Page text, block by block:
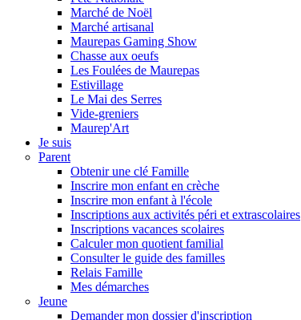
Marché de Noël
Marché artisanal
Maurepas Gaming Show
Chasse aux oeufs
Les Foulées de Maurepas
Estivillage
Le Mai des Serres
Vide-greniers
Maurep'Art
Je suis
Parent
Obtenir une clé Famille
Inscrire mon enfant en crèche
Inscrire mon enfant à l'école
Inscriptions aux activités péri et extrascolaires
Inscriptions vacances scolaires
Calculer mon quotient familial
Consulter le guide des familles
Relais Famille
Mes démarches
Jeune
Demander mon dossier d'inscription